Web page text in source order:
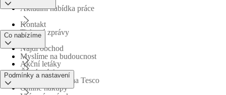
Aktuální nabídka práce
Tiskové zprávy
Myslíme na budoucnost
Obchodní skupina Tesco
Kontakt
Najdi obchod
Časté otázky
Co nabízíme
Akční letáky
Online nákupy
Podmínky a nastavení